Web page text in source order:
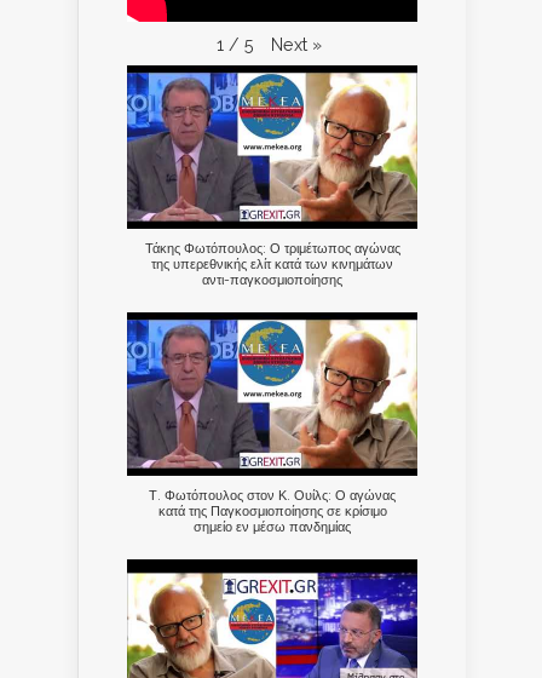
1 / 5 Next »
Τάκης Φωτόπουλος: Ο τριμέτωπος αγώνας
της υπερεθνικής ελίτ κατά των κινημάτων
αντι-παγκοσμιοποίησης
Τ. Φωτόπουλος στον Κ. Ουίλς: Ο αγώνας
κατά της Παγκοσμιοποίησης σε κρίσιμο
σημείο εν μέσω πανδημίας